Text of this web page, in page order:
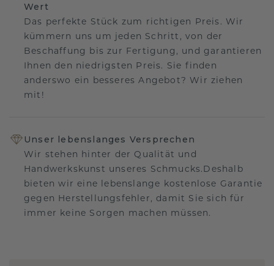
Wert
Das perfekte Stück zum richtigen Preis. Wir
kümmern uns um jeden Schritt, von der
Beschaffung bis zur Fertigung, und garantieren
Ihnen den niedrigsten Preis. Sie finden
anderswo ein besseres Angebot? Wir ziehen
mit!
Unser lebenslanges Versprechen
Wir stehen hinter der Qualität und
Handwerkskunst unseres Schmucks.Deshalb
bieten wir eine lebenslange kostenlose Garantie
gegen Herstellungsfehler, damit Sie sich für
immer keine Sorgen machen müssen.